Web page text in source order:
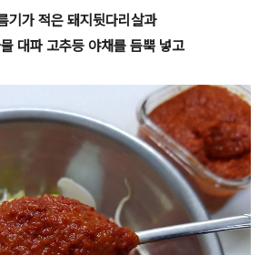
기가 적은 돼지뒷다리살과
대파 고추등 야채를 듬뿍 넣고